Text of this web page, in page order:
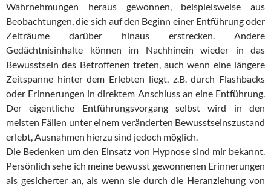
Wahrnehmungen heraus gewonnen, beispielsweise aus
Beobachtungen, die sich auf den Beginn einer Entführung oder
Zeiträume darüber hinaus erstrecken. Andere
Gedächtnisinhalte können im Nachhinein wieder in das
Bewusstsein des Betroffenen treten, auch wenn eine längere
Zeitspanne hinter dem Erlebten liegt, z.B. durch Flashbacks
oder Erinnerungen in direktem Anschluss an eine Entführung.
Der eigentliche Entführungsvorgang selbst wird in den
meisten Fällen unter einem veränderten Bewusstseinszustand
erlebt, Ausnahmen hierzu sind jedoch möglich.
Die Bedenken um den Einsatz von Hypnose sind mir bekannt.
Persönlich sehe ich meine bewusst gewonnenen Erinnerungen
als gesicherter an, als wenn sie durch die Heranziehung von